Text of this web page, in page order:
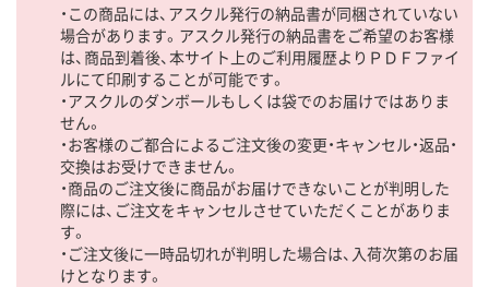
・この商品には、アスクル発行の納品書が同梱されていない
場合があります。アスクル発行の納品書をご希望のお客様
は、商品到着後、本サイト上のご利用履歴よりＰＤＦファイ
ルにて印刷することが可能です。
・アスクルのダンボールもしくは袋でのお届けではありま
せん。
・お客様のご都合によるご注文後の変更・キャンセル・返品・
交換はお受けできません。
・商品のご注文後に商品がお届けできないことが判明した
際には、ご注文をキャンセルさせていただくことがありま
す。
・ご注文後に一時品切れが判明した場合は、入荷次第のお届
けとなります。